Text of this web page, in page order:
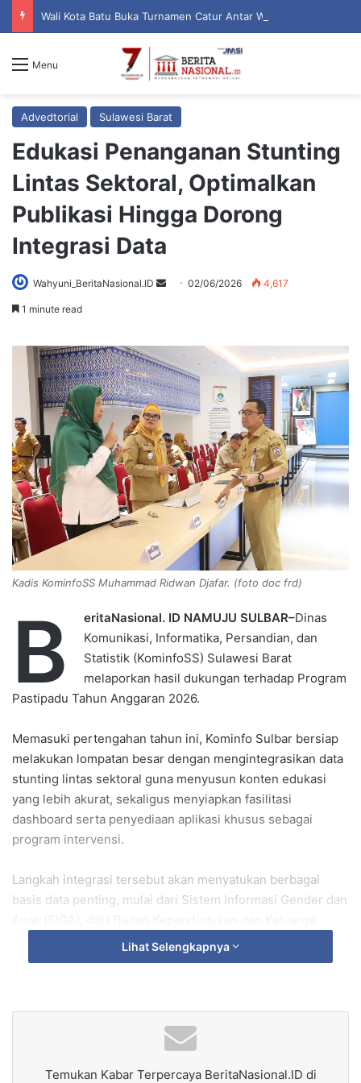
Menu
Advedtorial Sulawesi Barat
Edukasi Penanganan Stunting
Lintas Sektoral, Optimalkan
Publikasi Hingga Dorong
Integrasi Data
Wahyuni_BeritaNasional.ID
a
n
e
a
i
l
02/06/2026 4,617
1 minute read
Kadis KominfoSS Muhammad Ridwan Djafar. (foto doc frd)
B eritaNasional. ID NAMUJU SULBAR–Dinas
Komunikasi, Informatika, Persandian, dan
Statistik (KominfoSS) Sulawesi Barat
melaporkan hasil dukungan terhadap Program
Pastipadu Tahun Anggaran 2026.
Memasuki pertengahan tahun ini, Kominfo Sulbar bersiap
melakukan lompatan besar dengan mengintegrasikan data
stunting lintas sektoral guna menyusun konten edukasi
yang lebih akurat, sekaligus menyiapkan fasilitasi
dashboard serta penyediaan aplikasi khusus sebagai
program intervensi.
‎Langkah integrasi tersebut akan menyatukan berbagai
basis data penting, mulai dari Sistem Informasi Gender dan
Berencana Nasional (BKKBN), DTSEN, hingga Elektronik-
Pencatatan dan Pelaporan Gizi Berbasis Masyarakat
arahan Gubernur Sulbar, Suhardi Duka, sebagai bentuk
Lihat Selengkapnya
Temukan Kabar Terpercaya BeritaNasional.ID di